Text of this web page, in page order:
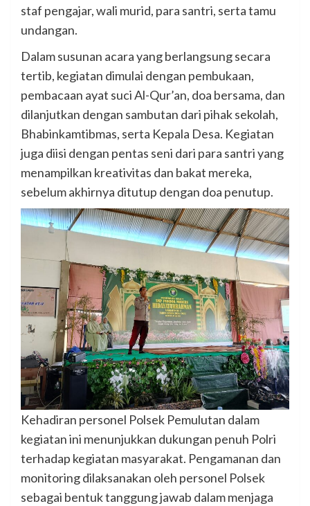
staf pengajar, wali murid, para santri, serta tamu
undangan.
Dalam susunan acara yang berlangsung secara
tertib, kegiatan dimulai dengan pembukaan,
pembacaan ayat suci Al-Qur’an, doa bersama, dan
dilanjutkan dengan sambutan dari pihak sekolah,
Bhabinkamtibmas, serta Kepala Desa. Kegiatan
juga diisi dengan pentas seni dari para santri yang
menampilkan kreativitas dan bakat mereka,
sebelum akhirnya ditutup dengan doa penutup.
Kehadiran personel Polsek Pemulutan dalam
kegiatan ini menunjukkan dukungan penuh Polri
terhadap kegiatan masyarakat. Pengamanan dan
monitoring dilaksanakan oleh personel Polsek
sebagai bentuk tanggung jawab dalam menjaga